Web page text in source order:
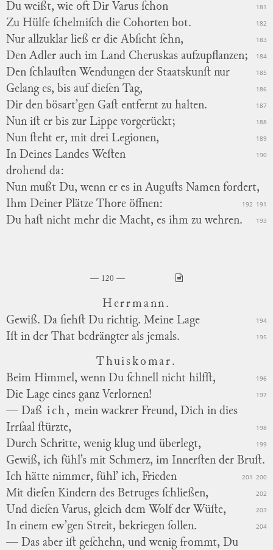
Du weißt, wie oft Dir Varus ſchon 181
Zu Hülfe ſchelmiſch die Cohorten bot. 182
Nur allzuklar ließ er die Abſicht ſehn, 183
Den Adler auch im Land Cheruskas aufzupflanzen; 184
Den ſchlauſten Wendungen der Staatskunſt nur 185
Gelang es, bis auf dieſen Tag, 186
Dir den bösart’gen Gaſt entfernt zu halten. 187
Nun iſt er bis zur Lippe vorgerückt; 188
Nun ſteht er, mit drei Legionen, 189
In Deines Landes Weſten 190
drohend da:
Nun mußt Du, wenn er es in Auguſts Namen fordert,
191
Ihm Deiner Plätze Thore öffnen: 192
Du haſt nicht mehr die Macht, es ihm zu wehren. 193
120
Herrmann.
Gewiß. Da ſiehſt Du richtig. Meine Lage
194
Iſt in der That bedrängter als jemals. 195
Thuiskomar.
Beim Himmel, wenn Du ſchnell nicht hilfſt,
196
Die Lage eines ganz Verlornen! 197
— Daß ich, mein wackrer Freund, Dich in dies
Irrſaal ſtürzte,
198
Durch Schritte, wenig klug und überlegt, 199
Gewiß, ich fühl’s mit Schmerz, im Innerſten der Bruſt.
200
Ich hätte nimmer, fühl’ ich, Frieden 201
Mit dieſen Kindern des Betruges ſchließen, 202
Und dieſen Varus, gleich dem Wolf der Wüſte, 203
In einem ew’gen Streit, bekriegen ſollen. 204
— Das aber iſt geſchehn, und wenig frommt, Du